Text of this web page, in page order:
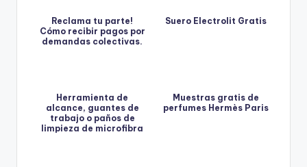
Reclama tu parte!
Cómo recibir pagos por
demandas colectivas.
Suero Electrolit Gratis
Herramienta de
alcance, guantes de
trabajo o paños de
limpieza de microfibra
Muestras gratis de
perfumes Hermès Paris